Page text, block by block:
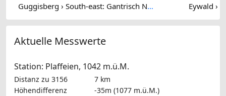
Guggisberg › South-east: Gantrisch Nature Park Eywald ›
Aktuelle Messwerte
Station: Plaffeien, 1042 m.ü.M.
Distanz zu 3156
7 km
Höhendifferenz
-35m (1077 m.ü.M.)